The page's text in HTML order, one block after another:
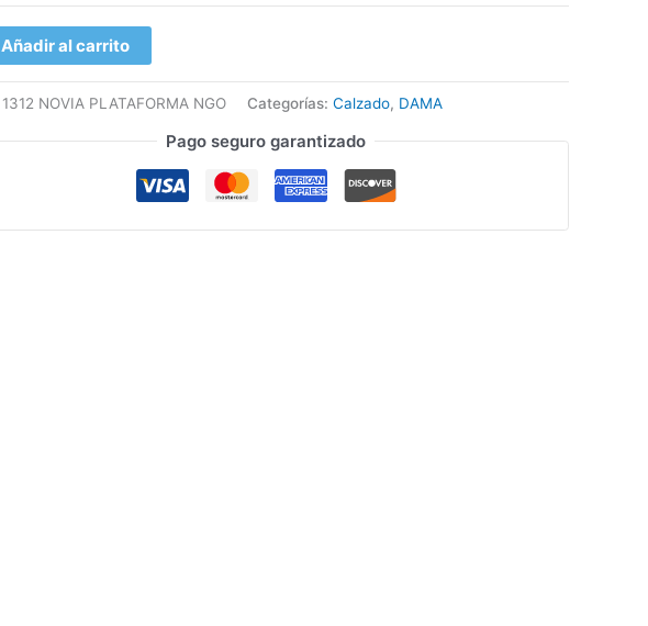
Añadir al carrito
1312 NOVIA PLATAFORMA NGO Categorías: Calzado, DAMA
Pago seguro garantizado